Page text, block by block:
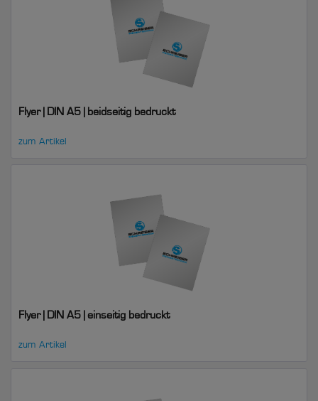
Flyer | DIN A5 | beidseitig bedruckt
zum Artikel
Flyer | DIN A5 | einseitig bedruckt
zum Artikel